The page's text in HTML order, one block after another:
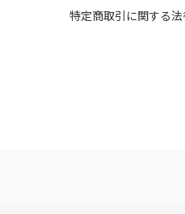
特定商取引に関する